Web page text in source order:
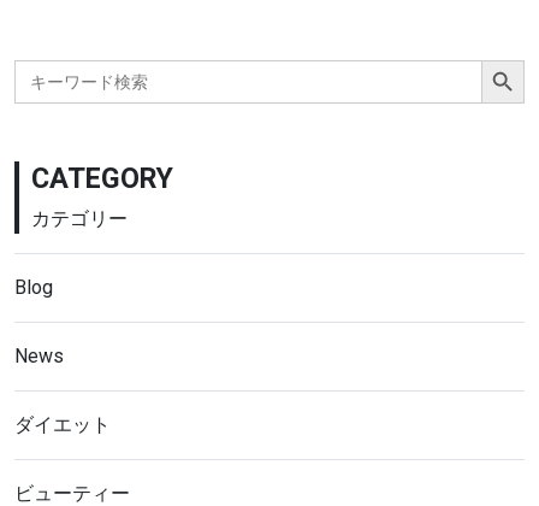
Search
for:
Search Button
CATEGORY
カテゴリー
Blog
News
ダイエット
ビューティー